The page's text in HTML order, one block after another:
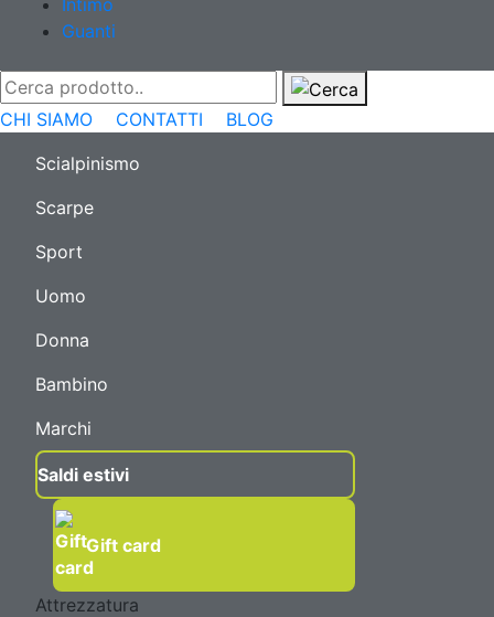
Intimo
Guanti
CHI SIAMO CONTATTI
BLOG
Scialpinismo
Scarpe
Sport
Uomo
Donna
Bambino
Marchi
Saldi estivi
Gift card
Attrezzatura